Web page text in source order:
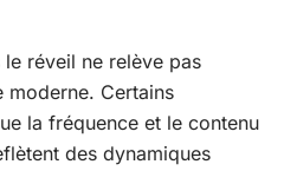
le réveil ne relève pas
moderne. Certains
la fréquence et le contenu
des dynamiques